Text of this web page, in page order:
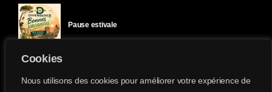
Cookies
Nous utilisons des cookies pour améliorer votre expérience de
Pause estivale